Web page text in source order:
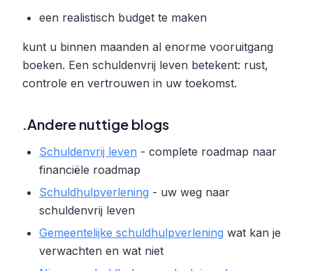
een realistisch budget te maken
kunt u binnen maanden al enorme vooruitgang
boeken. Een schuldenvrij leven betekent: rust,
controle en vertrouwen in uw toekomst.
.Andere nuttige blogs
Schuldenvrij leven - complete roadmap naar
financiële roadmap
Schuldhulpverlening - uw weg naar
schuldenvrij leven
Gemeentelijke schuldhulpverlening wat kan je
verwachten en wat niet